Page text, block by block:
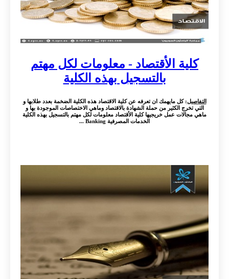
كلية الأقتصاد - معلومات لكل مهتم
بالتسجيل بهذه الكلية
التفاصيل: كل مايهمك ان تعرفه عن كلية الاقتصاد هذه الكلية الضخمة بعدد طلابها و
التي تخرج الكثير من حملة الشهادة بالاقتصاد وماهي الاختصاصات الموجودة بها و
ماهي مجالات عمل خريجيها كلية الأقتصاد معلومات لكل مهتم بالتسجيل بهذه الكلية
الخدمات المصرفية Banking ...